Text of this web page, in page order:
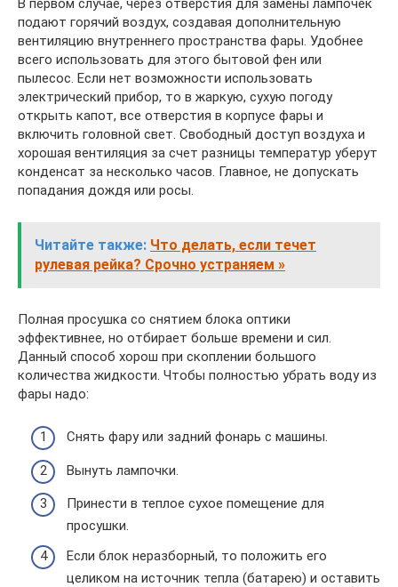
подают горячий воздух, создавая дополнительную
вентиляцию внутреннего пространства фары. Удобнее
всего использовать для этого бытовой фен или
пылесос. Если нет возможности использовать
электрический прибор, то в жаркую, сухую погоду
открыть капот, все отверстия в корпусе фары и
включить головной свет. Свободный доступ воздуха и
хорошая вентиляция за счет разницы температур уберут
конденсат за несколько часов. Главное, не допускать
попадания дождя или росы.
Читайте также: Что делать, если течет
рулевая рейка? Срочно устраняем »
Полная просушка со снятием блока оптики
эффективнее, но отбирает больше времени и сил.
Данный способ хорош при скоплении большого
количества жидкости. Чтобы полностью убрать воду из
фары надо:
Снять фару или задний фонарь с машины.
Вынуть лампочки.
Принести в теплое сухое помещение для
просушки.
Если блок неразборный, то положить его
целиком на источник тепла (батарею) и оставить